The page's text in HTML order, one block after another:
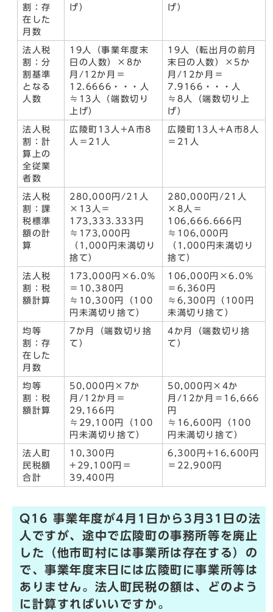
割：存
在した
月数
げ）
げ）
法人税
割：分
割基準
となる
人数
19人（事業年度末
日の人数）×8か
月/12か月＝
12.6666・・・人
≒13人（端数切り
上げ）
19人（転出月の前月
末日の人数）×5か
月/12か月＝
7.9166・・・人
≒8人（端数切り上
げ）
法人税
割：計
算上の
全従業
者数
広陵町13人+A市8
人＝21人
広陵町13人+A市8人
＝21人
法人税
割：課
税標準
額の計
算
280,000円/21人
×13人＝
173,333.333円
≒173,000円
（1,000円未満切り
捨て）
280,000円/21人
×8人＝
106,666.666円
≒106,000円
（1,000円未満切り
捨て）
法人税
割：税
額計算
173,000円×6.0％
＝10,380円
≒10,300円（100
円未満切り捨て）
106,000円×6.0％
＝6,360円
≒6,300円（100円
未満切り捨て）
均等
割：存
在した
月数
7か月（端数切り捨
て）
4か月（端数切り捨
て）
均等
割：税
額計算
50,000円×7か
月/12か月＝
29,166円
≒29,100円（100
円未満切り捨て）
50,000円×4か
月/12か月＝16,666
円
≒16,600円（100
円未満切り捨て）
法人町
民税額
合計
10,300円
+29,100円＝
39,400円
6,300円+16,600円
＝22,900円
Q16 事業年度が4月1日から3月31日の法
人ですが、途中で広陵町の事務所等を廃止
した（他市町村には事業所は存在する）の
で、事業年度末日には広陵町に事業所等は
ありません。法人町民税の額は、どのよう
に計算すればいいですか。